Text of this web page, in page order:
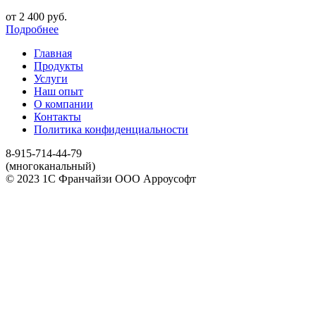
от 2 400 руб.
Подробнее
Главная
Продукты
Услуги
Наш опыт
О компании
Контакты
Политика конфиденциальности
8-915-714-44-79
(многоканальный)
© 2023 1С Франчайзи ООО Арроусофт